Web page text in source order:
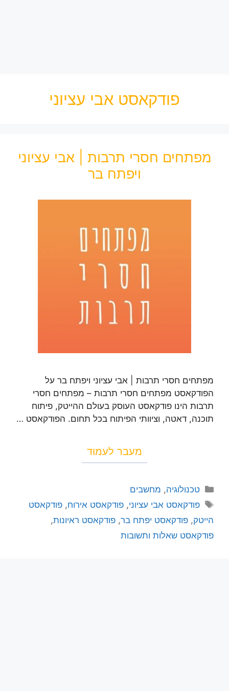
פודקאסט אבי עציוני
מפתחים חסרי תרבות | אבי עציוני
ויפתח בר
מפתחים חסרי תרבות | אבי עציוני ויפתח בר על
הפודקאסט מפתחים חסרי תרבות – מפתחים חסרי
תרבות הינו פודקאסט העוסק בעולם ההייטק, פיתוח
תוכנה, דאטה, וציוותי הפיתוח בכל תחום. הפודקאסט …
מעבר לעמוד
טכנולוגיה, מחשבים
פודקאסט אבי עציוני,פודקאסט אירוח,פודקאסט
הייטק, פודקאסט יפתח בר, פודקאסט ראיונות,
פודקאסט שאלות ותשובות